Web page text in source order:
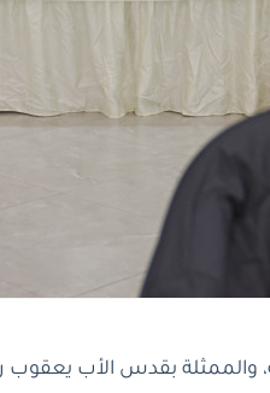
والممثلة بقدس الأب